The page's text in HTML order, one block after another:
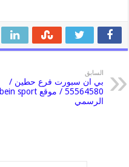
السابق
بي ان سبورت فرع حطين /
55564580 / موقع bein sport
الرسمي